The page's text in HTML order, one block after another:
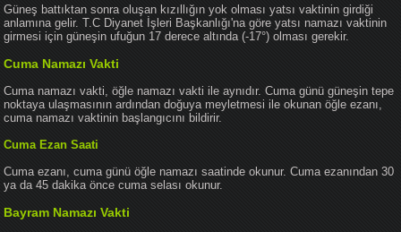
Güneş battıktan sonra oluşan kızıllığın yok olması yatsı vaktinin girdiği
anlamına gelir. T.C Diyanet İşleri Başkanlığı'na göre yatsı namazı vaktinin
girmesi için güneşin ufuğun 17 derece altında (-17°) olması gerekir.
Cuma Namazı Vakti
Cuma namazı vakti, öğle namazı vakti ile aynıdır. Cuma günü güneşin tepe
noktaya ulaşmasının ardından doğuya meyletmesi ile okunan öğle ezanı,
cuma namazı vaktinin başlangıcını bildirir.
Cuma Ezan Saati
Cuma ezanı, cuma günü öğle namazı saatinde okunur. Cuma ezanından 30
ya da 45 dakika önce cuma selası okunur.
Bayram Namazı Vakti